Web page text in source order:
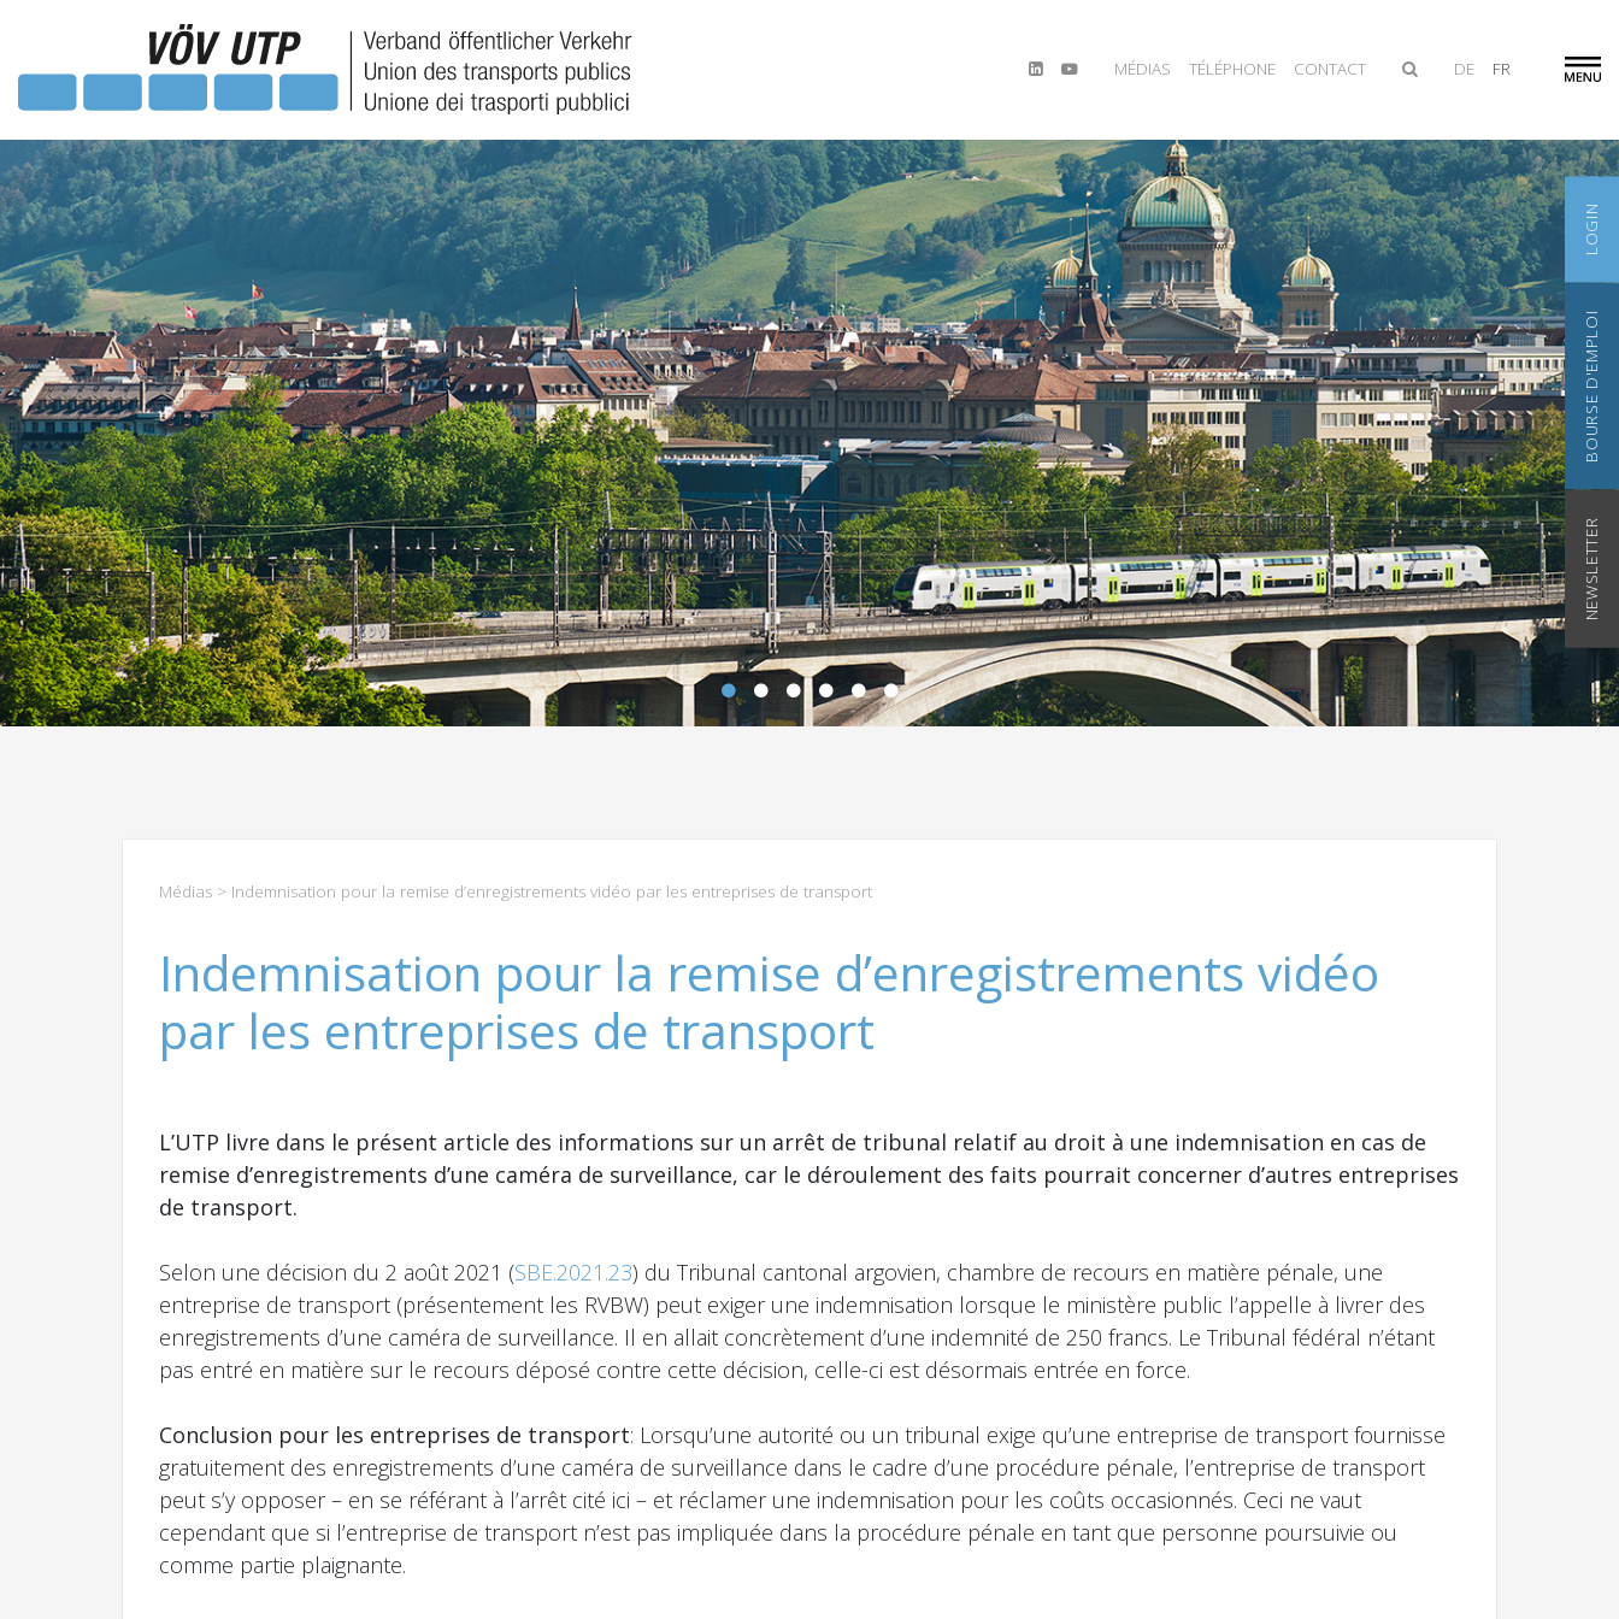
MÉDIAS TÉLÉPHONE CONTACT DE FR
LOGIN
BOURSE D'EMPLOI
NEWSLETTER
Médias > Indemnisation pour la remise d’enregistrements vidéo par les entreprises de transport
Indemnisation pour la remise d’enregistrements vidéo
par les entreprises de transport
L’UTP livre dans le présent article des informations sur un arrêt de tribunal relatif au droit à une indemnisation en cas de
remise d’enregistrements d’une caméra de surveillance, car le déroulement des faits pourrait concerner d’autres entreprises
de transport.
Selon une décision du 2 août 2021 (SBE.2021.23) du Tribunal cantonal argovien, chambre de recours en matière pénale, une
entreprise de transport (présentement les RVBW) peut exiger une indemnisation lorsque le ministère public l’appelle à livrer des
enregistrements d’une caméra de surveillance. Il en allait concrètement d’une indemnité de 250 francs. Le Tribunal fédéral n’étant
pas entré en matière sur le recours déposé contre cette décision, celle-ci est désormais entrée en force.
Conclusion pour les entreprises de transport: Lorsqu’une autorité ou un tribunal exige qu’une entreprise de transport fournisse
gratuitement des enregistrements d’une caméra de surveillance dans le cadre d’une procédure pénale, l’entreprise de transport
peut s’y opposer – en se référant à l’arrêt cité ici – et réclamer une indemnisation pour les coûts occasionnés. Ceci ne vaut
cependant que si l’entreprise de transport n’est pas impliquée dans la procédure pénale en tant que personne poursuivie ou
comme partie plaignante.